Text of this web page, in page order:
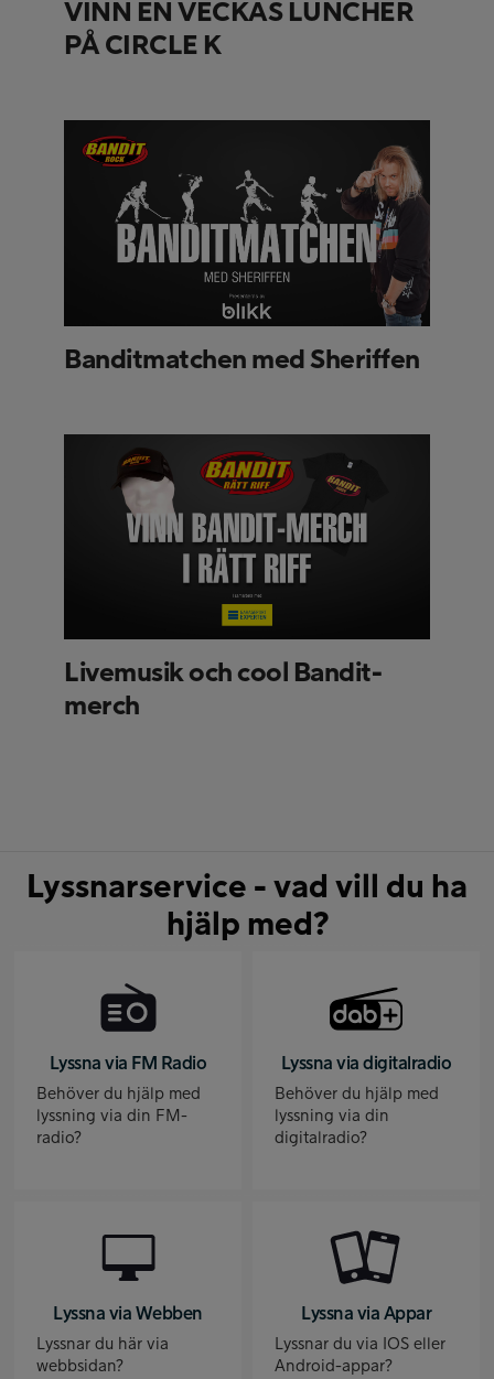
VINN EN VECKAS LUNCHER
PÅ CIRCLE K
Banditmatchen med Sheriffen
Livemusik och cool Bandit-
merch
Lyssnarservice - vad vill du ha
hjälp med?
Lyssna via FM Radio
Behöver du hjälp med
lyssning via din FM-
radio?
Lyssna via digitalradio
Behöver du hjälp med
lyssning via din
digitalradio?
Lyssna via Webben
Lyssnar du här via
webbsidan?
Lyssna via Appar
Lyssnar du via IOS eller
Android-appar?